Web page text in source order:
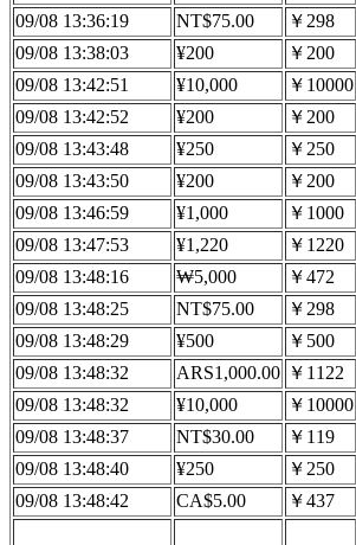
09/08 13:36:19
NT$75.00 ￥298
09/08 13:38:03 ¥200 ￥200
09/08 13:42:51
¥10,000 ￥10000
09/08 13:42:52
¥200 ￥200
09/08 13:43:48
¥250 ￥250
09/08 13:43:50
¥200 ￥200
09/08 13:46:59
¥1,000 ￥1000
09/08 13:47:53
¥1,220 ￥1220
09/08 13:48:16
₩5,000 ￥472
09/08 13:48:25
NT$75.00 ￥298
09/08 13:48:29
¥500 ￥500
09/08 13:48:32
ARS1,000.00 ￥1122
09/08 13:48:32
¥10,000 ￥10000
09/08 13:48:37
NT$30.00 ￥119
09/08 13:48:40
¥250 ￥250
09/08 13:48:42
CA$5.00 ￥437